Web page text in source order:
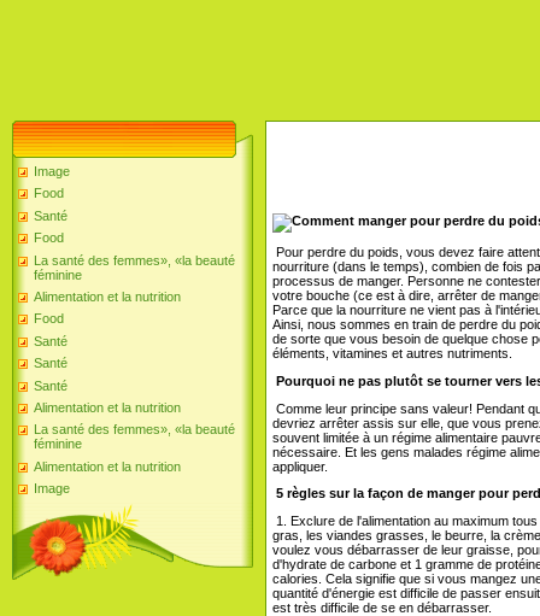
Image
Food
Santé
Food
La santé des femmes», «la beauté
féminine
Alimentation et la nutrition
Food
Santé
Santé
Santé
Alimentation et la nutrition
La santé des femmes», «la beauté
féminine
Alimentation et la nutrition
Image
Pour perdre du poids, vous devez faire
nourriture (dans le temps), combien de fois
processus de manger. Personne ne
votre bouche (ce est à dire, arrêter de
Parce que la nourriture ne vient pas à
Ainsi, nous sommes en train de perdre du
de sorte que vous besoin de quelque chose
éléments, vitamines et autres nutriments.
Pourquoi ne pas plutôt se tourner vers
Comme leur principe sans valeur! Pendant
devriez arrêter assis sur elle, que vous
souvent limitée à un régime alimentaire
nécessaire. Et les gens malades régime
appliquer.
5 règles sur la façon de manger pour
1. Exclure de l'alimentation au maximum
gras, les viandes grasses, le beurre, la
voulez vous débarrasser de leur graisse,
d'hydrate de carbone et 1 gramme de
calories. Cela signifie que si vous mangez
quantité d'énergie est difficile de passer
est très difficile de se en débarrasser.